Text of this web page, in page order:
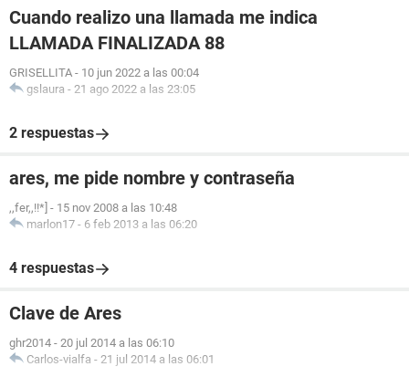
Cuando realizo una llamada me indica
LLAMADA FINALIZADA 88
GRISELLITA - 10 jun 2022 a las 00:04
gslaura - 21 ago 2022 a las 23:05
2 respuestas
ares, me pide nombre y contraseña
,,fer,,!!*] - 15 nov 2008 a las 10:48
marlon17 - 6 feb 2013 a las 06:20
4 respuestas
Clave de Ares
ghr2014 - 20 jul 2014 a las 06:10
Carlos-vialfa - 21 jul 2014 a las 06:01